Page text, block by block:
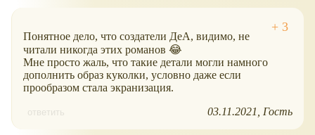
Понятное дело, что создатели ДеА, видимо, не
читали никогда этих романов 😂
Мне просто жаль, что такие детали могли намного
дополнить образ куколки, условно даже если
прообразом стала экранизация.
ответить 03.11.2021 Гость